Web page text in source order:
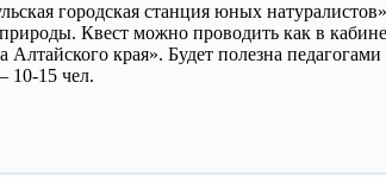
городская станция юных натуралистов»
Квест можно проводить как в
края». Будет полезна
10-15 чел.